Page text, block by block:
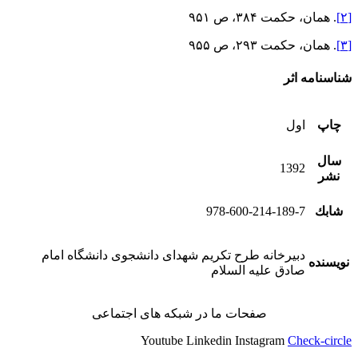
[۲] . همان، حکمت ۳۸۴، ص ۹۵۱
[۳] . همان، حکمت ۲۹۳، ص ۹۵۵
شناسنامه اثر
چاپ اول
سال
نشر
1392
شابك 978-600-214-189-7
نویسنده
دبیرخانه طرح تکریم شهدای دانشجوی دانشگاه امام
صادق علیه السلام
صفحات ما در شبکه های اجتماعی
Youtube Linkedin Instagram Check-circle